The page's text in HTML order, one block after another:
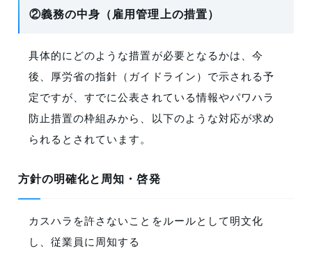
②義務の中身（雇用管理上の措置）
具体的にどのような措置が必要となるかは、今
後、厚労省の指針（ガイドライン）で示される予
定ですが、すでに公表されている情報やパワハラ
防止措置の枠組みから、以下のような対応が求め
られるとされています。
方針の明確化と周知・啓発
カスハラを許さないことをルールとして明文化
し、従業員に周知する